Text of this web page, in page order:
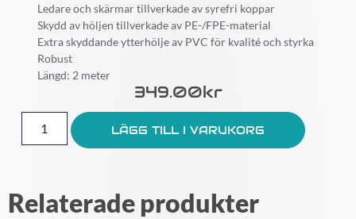
Ledare och skärmar tillverkade av syrefri koppar
Skydd av höljen tillverkade av PE-/FPE-material
Extra skyddande ytterhölje av PVC för kvalité och styrka
Robust
Längd: 2 meter
349.00Kr
LÄGG TILL I VARUKORG
Relaterade produkter